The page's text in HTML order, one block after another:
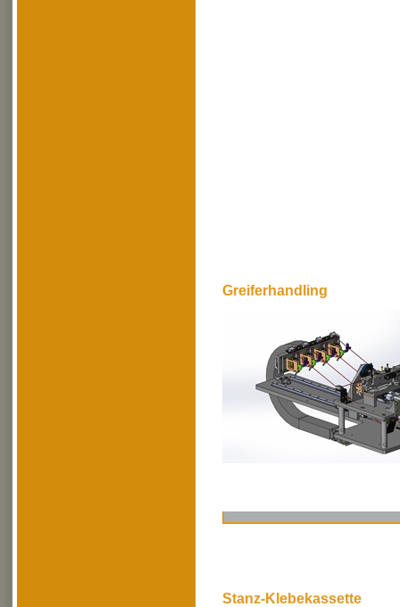
Greiferhandling
Stanz-Klebekassette